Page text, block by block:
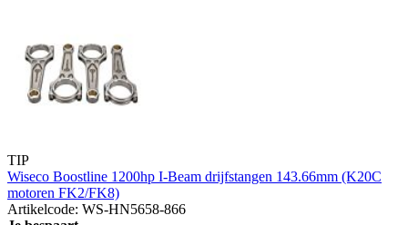
TIP
Wiseco Boostline 1200hp I-Beam drijfstangen 143.66mm (K20C
motoren FK2/FK8)
Artikelcode: WS-HN5658-866